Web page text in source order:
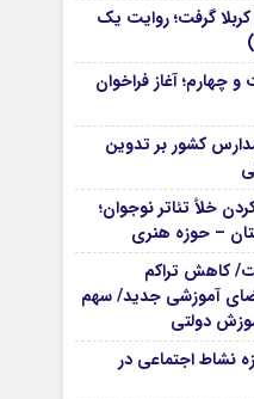
گرفت؛ روایت یک
چهارم؛ آغاز فراخوان
کشور بر تدوین
خلأ تئاتر نوجوان؛
کاهش تراکم
آموزشی جدید/ سهم
نشاط اجتماعی در